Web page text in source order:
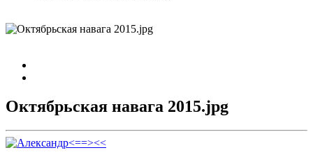
Октябрьская навага 2015.jpg